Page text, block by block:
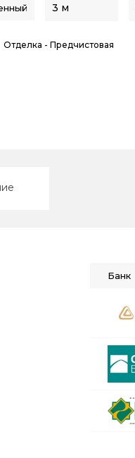
3 м
Отделка - Предчистовая
Банк